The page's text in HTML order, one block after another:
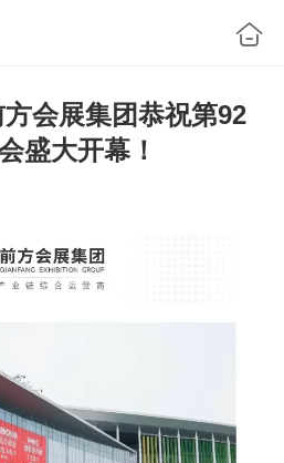
会展集团恭祝第92
盛大开幕！